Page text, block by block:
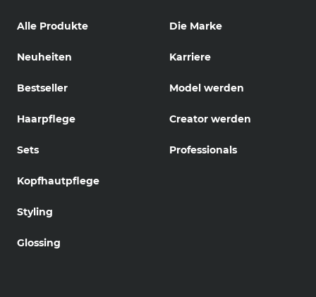
Alle Produkte
Neuheiten
Bestseller
Haarpflege
Sets
Kopfhautpflege
Styling
Glossing
Die Marke
Karriere
Model werden
Creator werden
Professionals